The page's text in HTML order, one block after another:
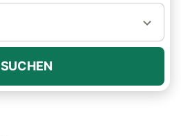
SUCHEN